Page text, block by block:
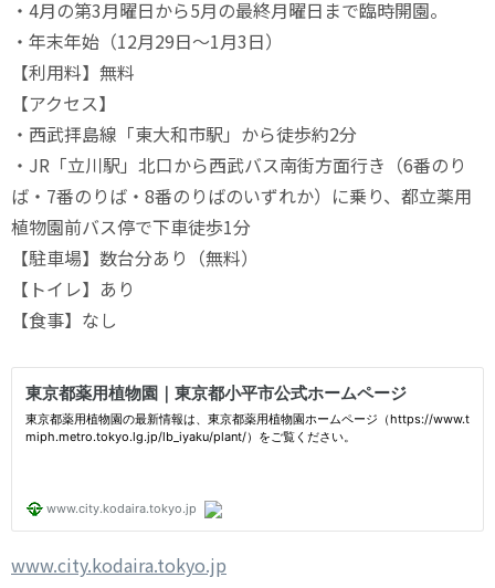
・4月の第3月曜日から5月の最終月曜日まで臨時開園。
・年末年始（12月29日～1月3日）
【利用料】無料
【アクセス】
・西武拝島線「東大和市駅」から徒歩約2分
・JR「立川駅」北口から西武バス南街方面行き（6番のり
ば・7番のりば・8番のりばのいずれか）に乗り、都立薬用
植物園前バス停で下車徒歩1分
【駐車場】数台分あり（無料）
【トイレ】あり
【食事】なし
www.city.kodaira.tokyo.jp